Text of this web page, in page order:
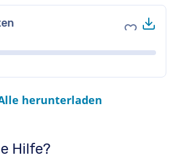
Zu
herunterladen
Hilfe?